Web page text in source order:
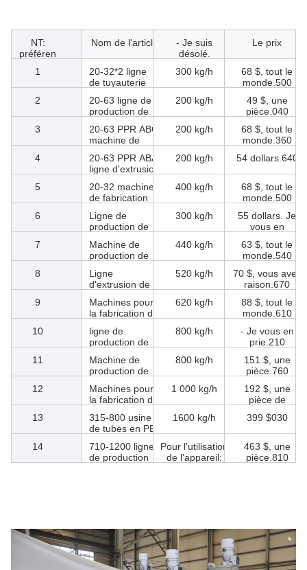
NT:
Nom de l'article
- Je suis
Le prix
1
20-32*2 ligne
de tuyauterie
grande vitesse
300 kg/h
68 $, tout le
monde.500
2
20-63 ligne de
production de
200 kg/h
49 $, une
pièce.040
3
20-63 PPR ABC
machine de
tubes à trois
couches
200 kg/h
68 $, tout le
monde.360
4
20-63 PPR ABA
ligne d'extrusion
couches
200 kg/h 54 dollars.640
5
20-32 machine
de fabrication
PE double à
grande vitesse
400 kg/h
68 $, tout le
monde.500
6
Ligne de
production de
de 20 à 100
mm
300 kg/h
55 dollars. Je
vous en
7
Machine de
production de
75 à 160
440 kg/h
63 $, tout le
monde.540
8
Ligne
d'extrusion de
90-200
520 kg/h
70 $, vous avez
9
Machines pour
la fabrication de
620 kg/h
88 $, tout le
monde.610
de haute
puissance de
200 à 500
12
Machines pour
la fabrication de
tubes en PE de
250 à 630
1 000 kg/h
192 $, une
pièce de
monnaie.050
315-800 usine
1600 kg/h 399 $030